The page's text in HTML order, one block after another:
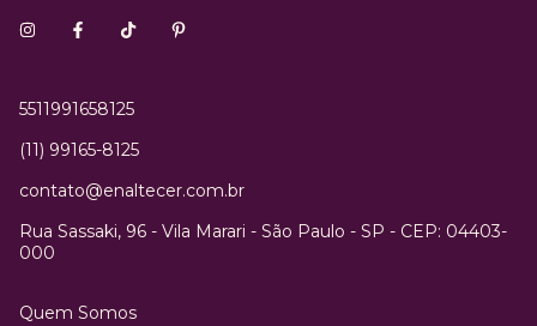
5511991658125
(11) 99165-8125
contato@enaltecer.com.br
Rua Sassaki, 96 - Vila Marari - São Paulo - SP - CEP: 04403-
000
Quem Somos